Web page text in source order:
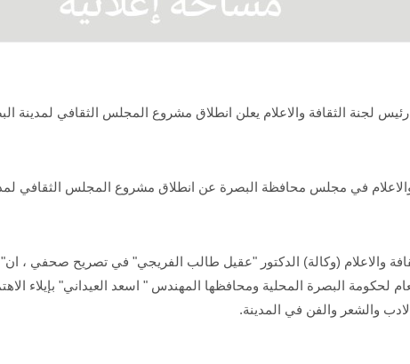
لجنة الثقافة والاعلام يعلن انطلاق مشروع المجلس الثقافي لمدينة
والاعلام في مجلس محافظة البصرة عن انطلاق مشروع المجلس الثقافي
والاعلام (وكالة) الدكتور "عقيل طالب الفريجي" في تصريح صحفي ، ان"
لحكومة البصرة المحلية ومحافظها المهندس " اسعد العيداني" بإيلاء
والشعر والفن في المدينة.